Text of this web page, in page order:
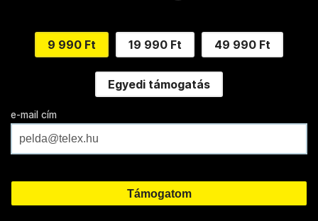
9 990 Ft 19 990 Ft 49 990 Ft
Egyedi támogatás
e-mail cím